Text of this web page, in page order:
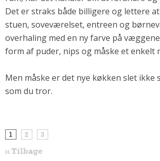
Det er straks både billigere og lettere
stuen, soveværelset, entreen og
overhaling med en ny farve på
form af puder, nips og måske et enkelt
Men måske er det nye køkken slet ikke
som du tror.
1 2 3
« Tilbage